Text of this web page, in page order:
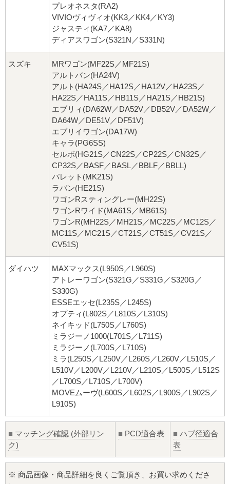
プレオネスタ(RA2)
VIVIOヴィヴィオ(KK3／KK4／KY3)
ジャスティ(KA7／KA8)
ディアスワゴン(S321N／S331N)
スズキ
MRワゴン(MF22S／MF21S)
アルトバン(HA24V)
アルト(HA24S／HA12S／HA12V／HA23S／
HA22S／HA11S／HB11S／HA21S／HB21S)
エブリィ(DA62W／DA52V／DB52V／DA52W／
DA64W／DE51V／DF51V)
エブリイワゴン(DA17W)
キャラ(PG6SS)
セルボ(HG21S／CN22S／CP22S／CN32S／
CP32S／BASF／BASL／BBLF／BBLL)
パレット(MK21S)
ラパン(HE21S)
ワゴンRスティングレー(MH22S)
ワゴンRワイド(MA61S／MB61S)
ワゴンR(MH22S／MH21S／MC22S／MC12S／
MC11S／MC21S／CT21S／CT51S／CV21S／
CV51S)
ダイハツ
MAXマックス(L950S／L960S)
アトレーワゴン(S321G／S331G／S320G／
S330G)
ESSEエッセ(L235S／L245S)
オプティ(L802S／L810S／L310S)
ネイキッド(L750S／L760S)
ミラジーノ1000(L701S／L711S)
ミラジーノ(L700S／L710S)
ミラ(L250S／L250V／L260S／L260V／L510S／
L510V／L200V／L210V／L210S／L500S／L512S
／L700S／L710S／L700V)
MOVEムーヴ(L600S／L602S／L900S／L902S／
L910S)
■ マッチング確認 (外部リン
ク)
■ PCD適合表 ■ ハブ径適合
表
※ 商品画像・商品詳細を良くご覧頂き、お買い求めくださ